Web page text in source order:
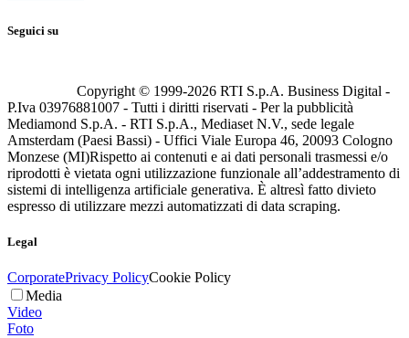
Seguici su
Copyright © 1999-2026 RTI S.p.A. Business Digital -
P.Iva 03976881007 - Tutti i diritti riservati - Per la pubblicità
Mediamond S.p.A. - RTI S.p.A., Mediaset N.V., sede legale
Amsterdam (Paesi Bassi) - Uffici Viale Europa 46, 20093 Cologno
Monzese (MI)Rispetto ai contenuti e ai dati personali trasmessi e/o
riprodotti è vietata ogni utilizzazione funzionale all’addestramento di
sistemi di intelligenza artificiale generativa. È altresì fatto divieto
espresso di utilizzare mezzi automatizzati di data scraping.
Legal
CorporatePrivacy PolicyCookie Policy
Media
Video
Foto